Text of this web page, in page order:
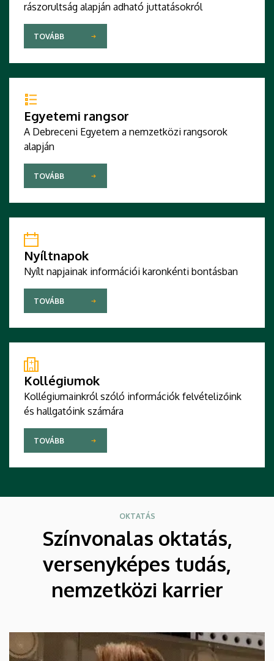
rászorultság alapján adható juttatásokról
TOVÁBB
Egyetemi rangsor
A Debreceni Egyetem a nemzetközi rangsorok
alapján
TOVÁBB
Nyíltnapok
Nyílt napjainak információi karonkénti bontásban
TOVÁBB
Kollégiumok
Kollégiumainkról szóló információk felvételizőink
és hallgatóink számára
TOVÁBB
OKTATÁS
Színvonalas oktatás,
versenyképes tudás,
nemzetközi karrier